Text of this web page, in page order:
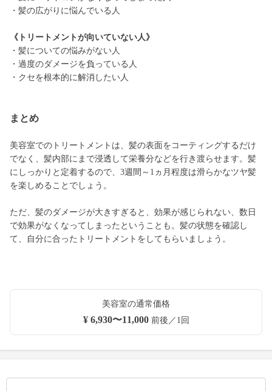
・髪の広がりに悩んでいる人
《トリートメントが向いていない人》
・髪についての悩みがない人
・過度のダメージを負っている人
・クセを根本的に解消したい人
まとめ
美容室でのトリートメントは、髪の表面をコーティングするだけ
でなく、髪内部にまで浸透して栄養分などを行き渡らせます。髪
にしっかりと定着するので、3週間～1ヵ月程度は滑らかなツヤ髪
を楽しめることでしょう。
ただ、髪のダメージが大きすぎると、効果が感じられない、数日
で効果がなくなってしまったということも。髪の状態を確認し
て、自分に合ったトリートメントをしてもらいましょう。
美容室の通常価格
¥ 6,930〜11,000前後／1回